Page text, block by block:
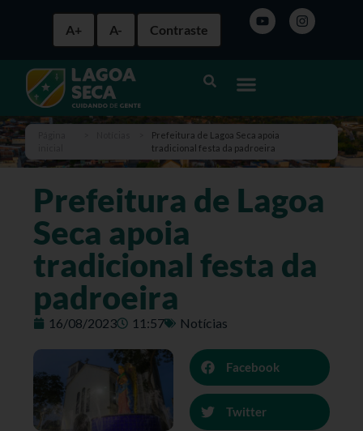
A+ A- Contraste
Prefeitura de Lagoa Seca apoia
tradicional festa da padroeira
Prefeitura de Lagoa
Seca apoia
tradicional festa da
padroeira
16/08/2023 11:57 Notícias
Facebook
Twitter